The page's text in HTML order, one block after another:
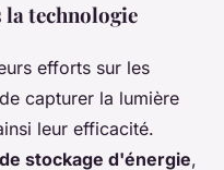
la technologie
efforts sur les
capturer la lumière
leur efficacité.
stockage d'énergie,